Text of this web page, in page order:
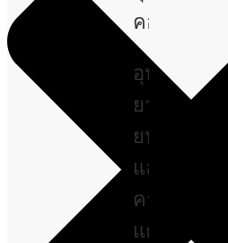
คอมพิวเตอร์
อุปกรณ์
ยาน
ยนต์
และ
คาร์
แคร์